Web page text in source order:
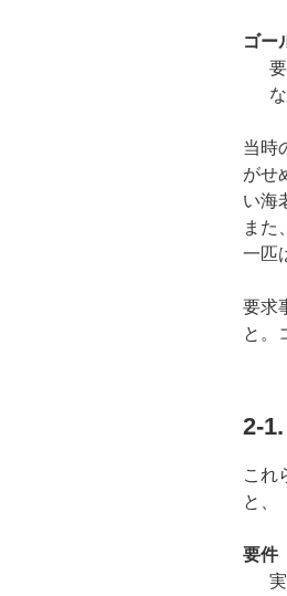
ゴー
当時
がせ
い海
また
一匹
要求
と。
2-
これ
と、
要件